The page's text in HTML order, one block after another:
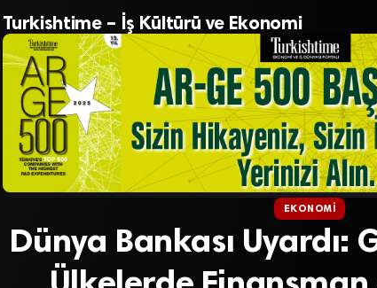
Turkishtime – İş Kültürü ve Ekonomi
EKONOMI
Dünya Bankası Uyardı: